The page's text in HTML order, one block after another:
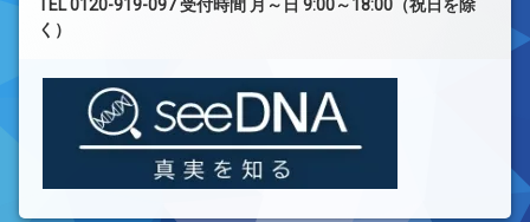
TEL 0120-919-097 受付時間 月～日 9:00～18:00（祝日を除
く）